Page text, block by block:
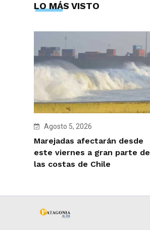
LO MÁS VISTO
Agosto 5, 2026
Marejadas afectarán desde
este viernes a gran parte de
las costas de Chile